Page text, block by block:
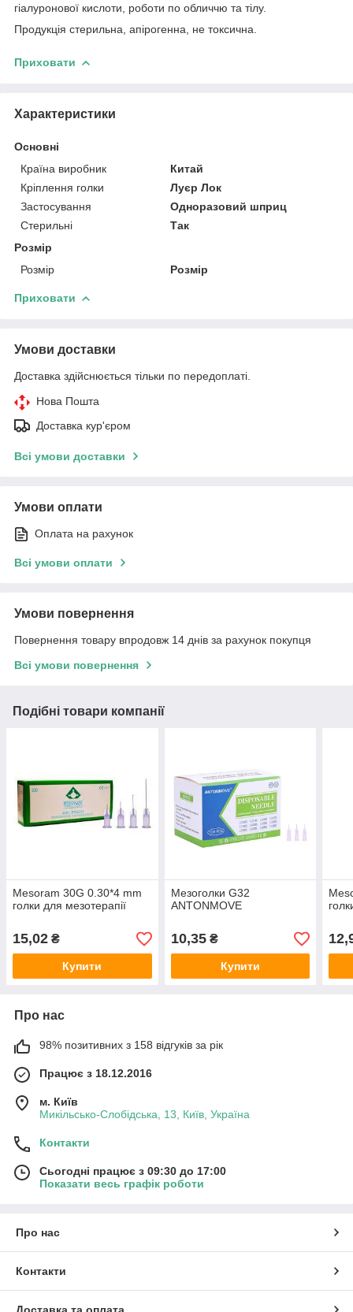
гіалуронової кислоти, роботи по обличчю та тілу.
Продукція стерильна, апірогенна, не токсична.
Приховати
Характеристики
Основні
Країна виробник
Китай
Кріплення голки
Луєр Лок
Застосування
Одноразовий шприц
Стерильні
Так
Розмір
Розмір
Розмір
Приховати
Умови доставки
Доставка здійснюється тільки по передоплаті.
Нова Пошта
Доставка кур'єром
Всі умови доставки
Умови оплати
Оплата на рахунок
Всі умови оплати
Умови повернення
Повернення товару впродовж 14 днів за рахунок покупця
Всі умови повернення
Подібні товари компанії
Mesoram 30G 0.30*4 mm
голки для мезотерапії
15,02 ₴
Купити
Мезоголки G32
ANTONMOVE
10,35₴
Купити
Про нас
98% позитивних з 158 відгуків за рік
Працює з 18.12.2016
м. Київ
Микільсько-Слобідська, 13, Київ, Україна
Контакти
Сьогодні працює з 09:30 до 17:00
Показати весь графік роботи
Про нас
Контакти